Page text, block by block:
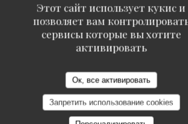
Этот сайт использует кукис и
позволяет вам
сервисы которые вы хотите
активировать
Ок, все активировать
Запретить использование cookies
К НАМ